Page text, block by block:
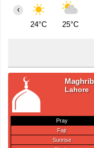
24°C 25°C
‹